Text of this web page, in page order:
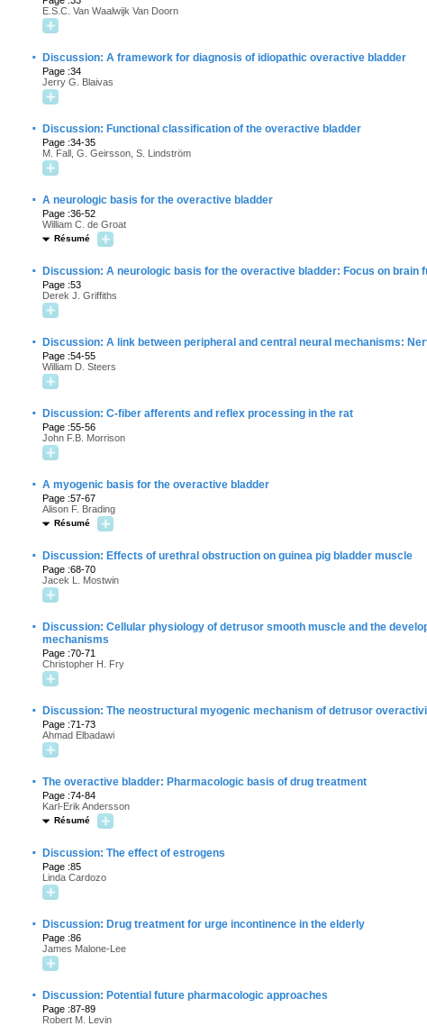
E.S.C. Van Waalwijk Van Doorn
· Discussion: A framework for diagnosis of idiopathic overactive bladder
Page :34
Jerry G. Blaivas
· Discussion: Functional classification of the overactive bladder
Page :34-35
M. Fall, G. Geirsson, S. Lindström
· A neurologic basis for the overactive bladder
Page :36-52
William C. de Groat
Résumé
· Discussion: A neurologic basis for the overactive bladder: Focus on brain
Page :53
Derek J. Griffiths
· Discussion: A link between peripheral and central neural mechanisms:
Page :54-55
William D. Steers
· Discussion: C-fiber afferents and reflex processing in the rat
Page :55-56
John F.B. Morrison
· A myogenic basis for the overactive bladder
Page :57-67
Alison F. Brading
Résumé
· Discussion: Effects of urethral obstruction on guinea pig bladder muscle
Page :68-70
Jacek L. Mostwin
·
Discussion: Cellular physiology of detrusor smooth muscle and the
mechanisms
Page :70-71
Christopher H. Fry
· Discussion: The neostructural myogenic mechanism of detrusor
Page :71-73
Ahmad Elbadawi
· The overactive bladder: Pharmacologic basis of drug treatment
Page :74-84
Karl-Erik Andersson
Résumé
· Discussion: The effect of estrogens
Page :85
Linda Cardozo
· Discussion: Drug treatment for urge incontinence in the elderly
Page :86
James Malone-Lee
· Discussion: Potential future pharmacologic approaches
Page :87-89
Robert M. Levin